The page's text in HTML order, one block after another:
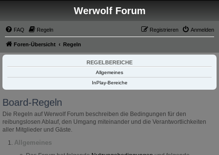
Werwolf Forum
FAQ Regeln Anmelden
Registrieren
Foren-Übersicht Regeln
REGELBEREICHE
Allgemeines
InPlay-Bereiche
Board-Regeln
Die Regeln auf Werwolf Forum beschreiben die Bedingungen für den
reibungslosen Ablauf, den Umgang miteinander und die Verantwortlichkeiten
aller Mitglieder und Gäste.
Allgemeines